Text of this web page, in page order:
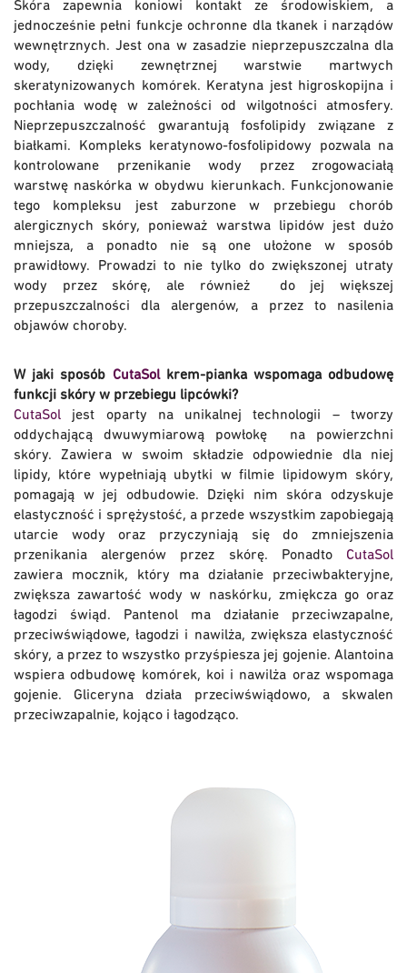
Skóra zapewnia koniowi kontakt ze środowiskiem, a
jednocześnie pełni funkcje ochronne dla tkanek i narządów
wewnętrznych. Jest ona w zasadzie nieprzepuszczalna dla
wody, dzięki zewnętrznej warstwie martwych
skeratynizowanych komórek. Keratyna jest higroskopijna i
pochłania wodę w zależności od wilgotności atmosfery.
Nieprzepuszczalność gwarantują fosfolipidy związane z
białkami. Kompleks keratynowo-fosfolipidowy pozwala na
kontrolowane przenikanie wody przez zrogowaciałą
warstwę naskórka w obydwu kierunkach. Funkcjonowanie
tego kompleksu jest zaburzone w przebiegu chorób
alergicznych skóry, ponieważ warstwa lipidów jest dużo
mniejsza, a ponadto nie są one ułożone w sposób
prawidłowy. Prowadzi to nie tylko do zwiększonej utraty
wody przez skórę, ale również do jej większej
przepuszczalności dla alergenów, a przez to nasilenia
objawów choroby.
W jaki sposób CutaSolkrem-pianka wspomaga odbudowę
funkcji skóry w przebiegu lipcówki?
CutaSol jest oparty na unikalnej technologii – tworzy
oddychającą dwuwymiarową powłokę na powierzchni
skóry. Zawiera w swoim składzie odpowiednie dla niej
lipidy, które wypełniają ubytki w filmie lipidowym skóry,
pomagają w jej odbudowie. Dzięki nim skóra odzyskuje
elastyczność i sprężystość, a przede wszystkim zapobiegają
utarcie wody oraz przyczyniają się do zmniejszenia
przenikania alergenów przez skórę. Ponadto CutaSol
zawiera mocznik, który ma działanie przeciwbakteryjne,
zwiększa zawartość wody w naskórku, zmiękcza go oraz
łagodzi świąd. Pantenol ma działanie przeciwzapalne,
przeciwświądowe, łagodzi i nawilża, zwiększa elastyczność
skóry, a przez to wszystko przyśpiesza jej gojenie. Alantoina
wspiera odbudowę komórek, koi i nawilża oraz wspomaga
gojenie. Gliceryna działa przeciwświądowo, a skwalen
przeciwzapalnie, kojąco i łagodząco.